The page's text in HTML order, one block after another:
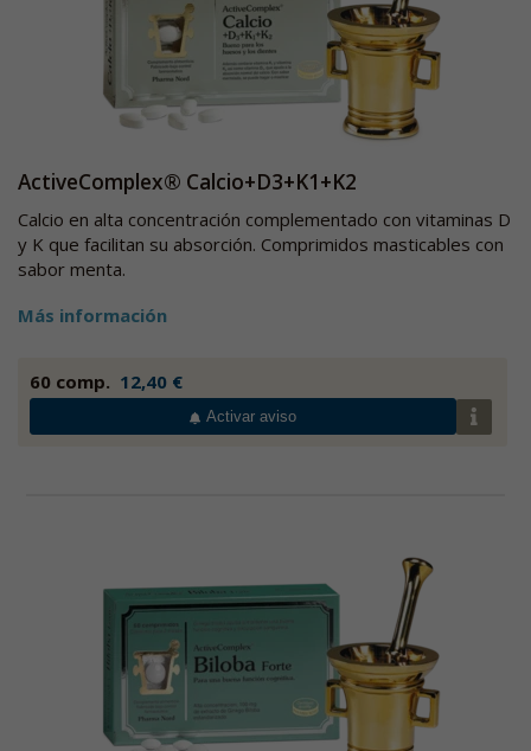
ActiveComplex® Calcio+D3+K1+K2
Calcio en alta concentración complementado con vitaminas D
y K que facilitan su absorción. Comprimidos masticables con
sabor menta.
Más información
60 comp. 12,40 €
Activar aviso